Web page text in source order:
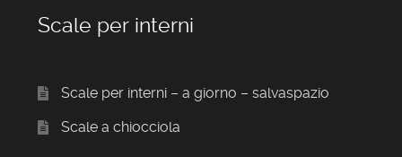
Scale per interni
Scale per interni – a giorno – salvaspazio
Scale a chiocciola